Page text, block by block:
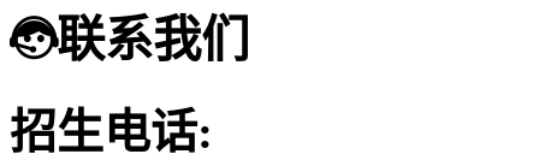
联系我们
招生电话: